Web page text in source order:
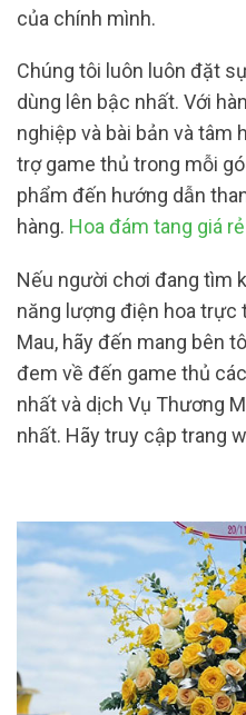
của chính mình.
Chúng tôi luôn luôn đặt
dùng lên bậc nhất. Với
nghiệp và bài bản và tâm
trợ game thủ trong mỗi
phẩm đến hướng dẫn
hàng. Hoa đám tang giá
Nếu người chơi đang tìm
năng lượng điện hoa trực
Mau, hãy đến mang bên
đem về đến game thủ
nhất và dịch Vụ Thương
nhất. Hãy truy cập trang